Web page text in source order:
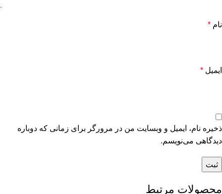
نام *
ایمیل *
ذخیره نام، ایمیل و وبسایت من در مرورگر برای زمانی که دوباره
دیدگاهی می‌نویسم.
محصولات مرتبط